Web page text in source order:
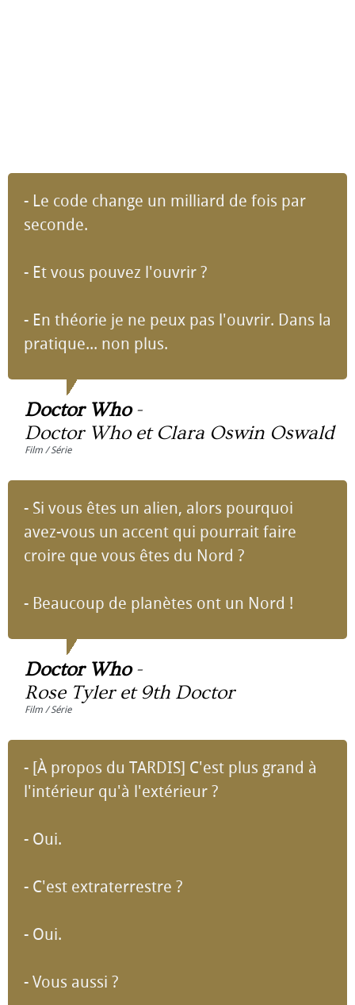
- Le code change un milliard de fois par
seconde.
- Et vous pouvez l'ouvrir ?
- En théorie je ne peux pas l'ouvrir. Dans la
pratique... non plus.
Doctor Who-
Doctor Who et Clara Oswin Oswald
Film / Série
- Si vous êtes un alien, alors pourquoi
avez-vous un accent qui pourrait faire
croire que vous êtes du Nord ?
- Beaucoup de planètes ont un Nord !
Doctor Who-
Rose Tyler et 9th Doctor
Film / Série
- [À propos du TARDIS] C'est plus grand à
l'intérieur qu'à l'extérieur ?
- Oui.
- C'est extraterrestre ?
- Oui.
- Vous aussi ?